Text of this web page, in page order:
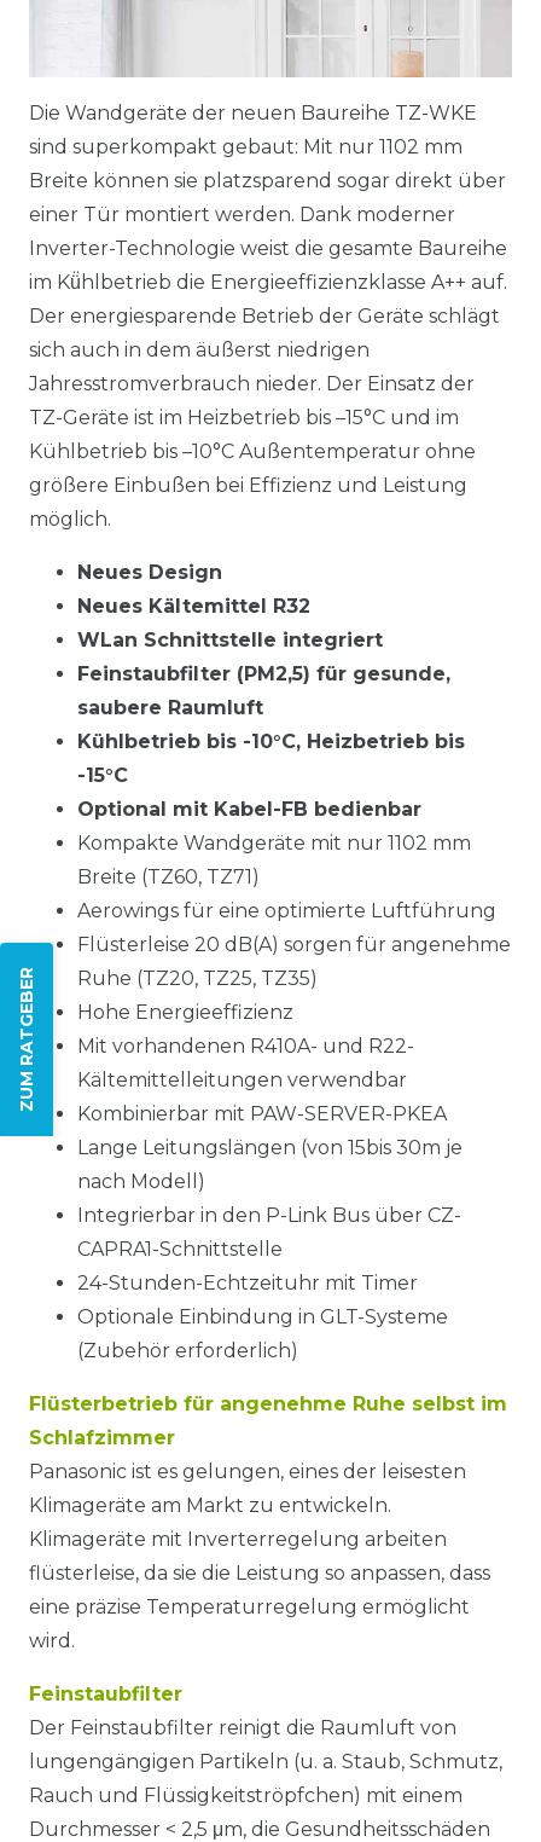
ZUM RATGEBER
Die Wandgeräte der neuen Baureihe TZ-WKE
sind superkompakt gebaut: Mit nur 1102 mm
Breite können sie platzsparend sogar direkt über
einer Tür montiert werden. Dank moderner
Inverter-Technologie weist die gesamte Baureihe
im Kü̈hlbetrieb die Energieeffizienzklasse A++ auf.
Der energiesparende Betrieb der Geräte schlägt
sich auch in dem äußerst niedrigen
Jahresstromverbrauch nieder. Der Einsatz der
TZ-Geräte ist im Heizbetrieb bis –15°C und im
Kühlbetrieb bis –10°C Außentemperatur ohne
größere Einbußen bei Effizienz und Leistung
möglich.
Neues Design
Neues Kältemittel R32
WLan Schnittstelle integriert
Feinstaubfilter (PM2,5) für gesunde,
saubere Raumluft
Kühlbetrieb bis -10°C, Heizbetrieb bis
-15°C
Optional mit Kabel-FB bedienbar
Kompakte Wandgeräte mit nur 1102 mm
Breite (TZ60, TZ71)
Aerowings für eine optimierte Luftführung
Flüsterleise 20 dB(A) sorgen für angenehme
Ruhe (TZ20, TZ25, TZ35)
Hohe Energieeffizienz
Mit vorhandenen R410A- und R22-
Kältemittelleitungen verwendbar
Kombinierbar mit PAW-SERVER-PKEA
Lange Leitungslängen (von 15bis 30m je
nach Modell)
Integrierbar in den P-Link Bus über CZ-
CAPRA1-Schnittstelle
24-Stunden-Echtzeituhr mit Timer
Optionale Einbindung in GLT-Systeme
(Zubehör erforderlich)
Flüsterbetrieb für angenehme Ruhe selbst im
Schlafzimmer
Panasonic ist es gelungen, eines der leisesten
Klimageräte am Markt zu entwickeln.
Klimageräte mit Inverterregelung arbeiten
flüsterleise, da sie die Leistung so anpassen, dass
eine präzise Temperaturregelung ermöglicht
wird.
Feinstaubfilter
Der Feinstaubfilter reinigt die Raumluft von
lungengängigen Partikeln (u. a. Staub, Schmutz,
Rauch und Flüssigkeitströpfchen) mit einem
Durchmesser < 2,5 μm, die Gesundheitsschäden